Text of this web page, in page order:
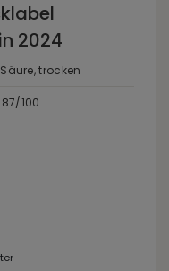
2024
trocken
100